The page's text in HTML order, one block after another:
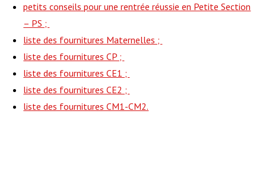
petits conseils pour une rentrée réussie en Petite Section
– PS ;
liste des fournitures Maternelles ;
liste des fournitures CP ;
liste des fournitures CE1 ;
liste des fournitures CE2 ;
liste des fournitures CM1-CM2.